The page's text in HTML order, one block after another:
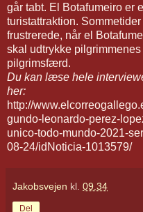
går tabt. El Botafumeiro er
turistattraktion.
frustrerede, når el
skal udtrykke
pilgrimsfærd.
Du kan læse hele
her:
http://
gundo-leonardo-perez-
unico-todo-mundo-2021-
08-24/idNoticia-1013579/
Jakobsvejen kl. 09.34
Del